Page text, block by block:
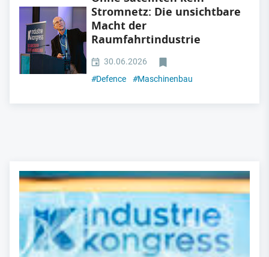
Stromnetz: Die unsichtbare
Macht der
Raumfahrtindustrie
30.06.2026
#Defence #Maschinenbau